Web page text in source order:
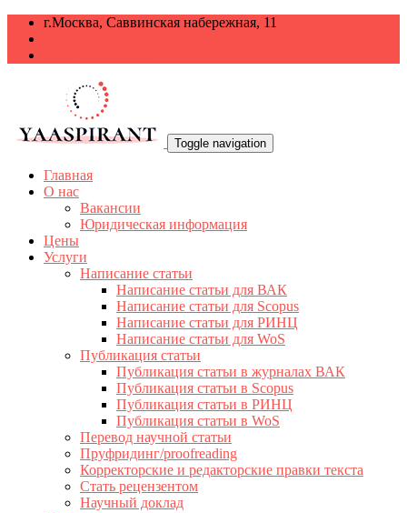
г.Москва, Саввинская набережная, 11
Toggle navigation
Главная
О нас
Вакансии
Юридическая информация
Цены
Услуги
Написание статьи
Написание статьи для ВАК
Написание статьи для Scopus
Написание статьи для РИНЦ
Написание статьи для WoS
Публикация статьи
Публикация статьи в журналах ВАК
Публикация статьи в Scopus
Публикация статьи в РИНЦ
Публикация статьи в WoS
Перевод научной статьи
Пруфридинг/proofreading
Корректорские и редакторские правки текста
Стать рецензентом
Научный доклад